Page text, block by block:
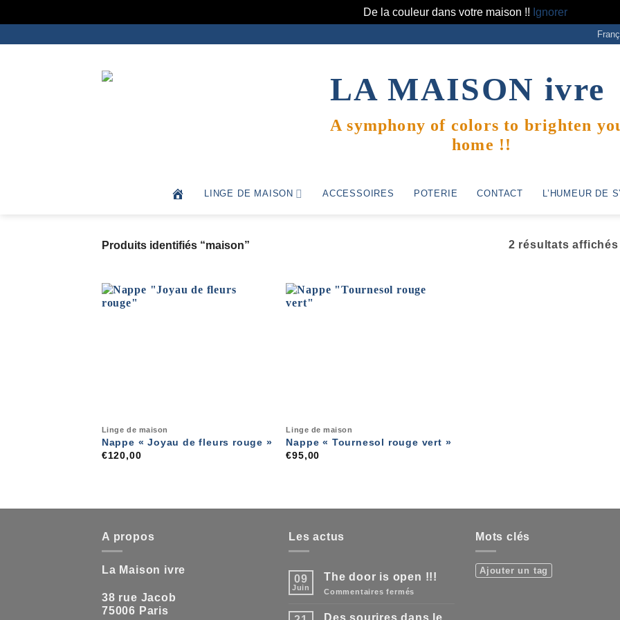
De la couleur dans votre maison !! Ignorer
LA MAISON ivre
A symphony of colors to brighten
home !!
LINGE DE MAISON ACCESSOIRES POTERIE CONTACT L’HUMEUR DE
Produits identifiés “maison” 2 résultats affichés
Linge de maison
Nappe « Joyau de fleurs rouge »
€120,00
Linge de maison
Nappe « Tournesol rouge vert »
€95,00
A propos
La Maison ivre
38 rue Jacob
75006 Paris
Les actus
09
Juin
The door is open !!!
Commentaires fermés
is
Mots clés
Ajouter un tag